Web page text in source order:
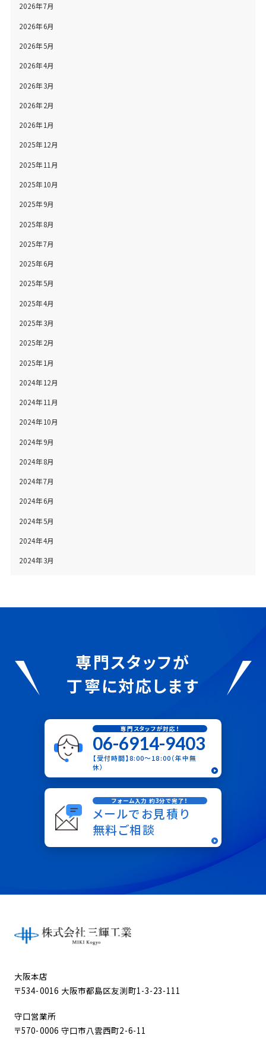
2026年7月
2026年6月
2026年5月
2026年4月
2026年3月
2026年2月
2026年1月
2025年12月
2025年11月
2025年10月
2025年9月
2025年8月
2025年7月
2025年6月
2025年5月
2025年4月
2025年3月
2025年2月
2025年1月
2024年12月
2024年11月
2024年10月
2024年9月
2024年8月
2024年7月
2024年6月
2024年5月
2024年4月
2024年3月
専門スタッフが
丁寧に対応します
専門スタッフが対応！
06-6914-9403
【受付時間】8:00〜18:00（年中無
休）
フォーム入力 約3分で完了！
メールでお見積り
無料ご相談
大阪本店
〒534-0016 大阪市都島区友渕町1-3-23-111
守口営業所
〒570-0006 守口市八雲西町2-6-11